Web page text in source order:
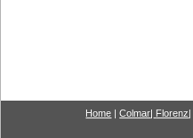
Home |Colmar Florenz